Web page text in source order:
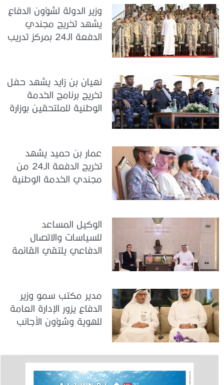
وزير الدولة لشؤون الدفاع
يشهد تخريج مجندي
الدفعة الـ24 بمركز تدريب
نهيان بن زايد يشهد حفل
تخريج برنامج الخدمة
الوطنية للملتحقين بوزارة
عمار بن حميد يشهد
تخريج الدفعة الـ24 من
مجندي الخدمة الوطنية
الوكيل المساعد
للسياسات والاتصال
الدفاعي يلتقي القائمة
مدير مكتب سمو وزير
الدفاع يزور الإدارة العامة
للهوية وشؤون الأجانب